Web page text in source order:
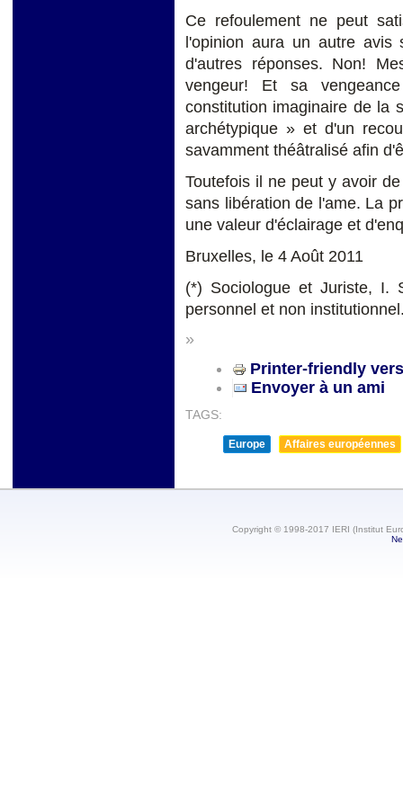
Ce refoulement ne peut
l'opinion aura un autre avis
d'autres réponses. Non!
vengeur! Et sa
constitution imaginaire de la
archétypique » et d'un
savamment théâtralisé afin
Toutefois il ne peut y avoir
sans libération de l'ame. La
une valeur d'éclairage et
Bruxelles, le 4 Août 2011
(*) Sociologue et Juriste, I.
personnel et non
»
Printer-friendly
Envoyer à un ami
TAGS:
Europe Affaires européennes
Copyright © 1998-2017 IERI (Institut